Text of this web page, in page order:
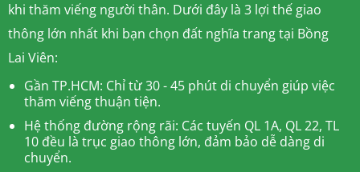
khi thăm viếng người thân. Dưới đây là 3 lợi thế giao
thông lớn nhất khi bạn chọn đất nghĩa trang tại Bồng
Lai Viên:
Gần TP.HCM: Chỉ từ 30 - 45 phút di chuyển giúp việc
thăm viếng thuận tiện.
Hệ thống đường rộng rãi: Các tuyến QL 1A, QL 22, TL
10 đều là trục giao thông lớn, đảm bảo dễ dàng di
chuyển.